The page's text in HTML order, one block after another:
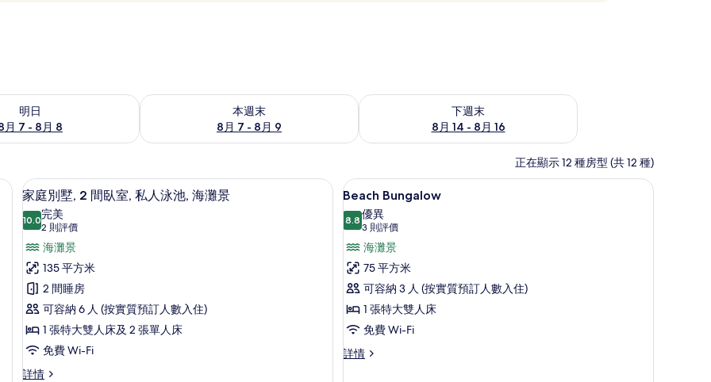
明日
月 7 - 8月 8
本週末
8月 7 - 8月 9
查看本週末 8月 7 - 8月 9的可訂空房
下週末
8月 14 - 8月 16
查看下週末 8月 14 - 8月 16的可訂空房
正在顯示 12 種房型 (共 12 種)
簾/窗簾
載
入
所
有
家
庭
別
墅,
2
間
家庭別墅, 2 間臥室, 私人泳池, 海灘景 | 客廳 | 36 吋LCD 電視連有線電視頻道、電視
8
家庭別墅, 2 間臥室, 私人泳池, 海灘景
10.010.0 分，滿分 10 分
完美
2 則評價
(2
則
評
價)
海灘景
135 平方米
2 間睡房
可容納 6 人 (按實質預訂人數入住)
1 張特大雙人床及 2 張單人床
免費 Wi-Fi
詳情
家
載
入
所
有
Beach
Bungalow
的
相
片
4
Beach Bungalow
8.88.8 分，滿分 10 分
優異
3 則評價
(3
則
評
價)
海灘景
75 平方米
可容納 3 人 (按實質預訂人數入住)
1 張特大雙人床
免費 Wi-Fi
詳情
Beach